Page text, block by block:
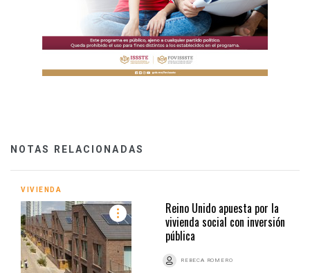
NOTAS RELACIONADAS
VIVIENDA
Reino Unido apuesta por la
vivienda social con inversión
pública
REBECA ROMERO